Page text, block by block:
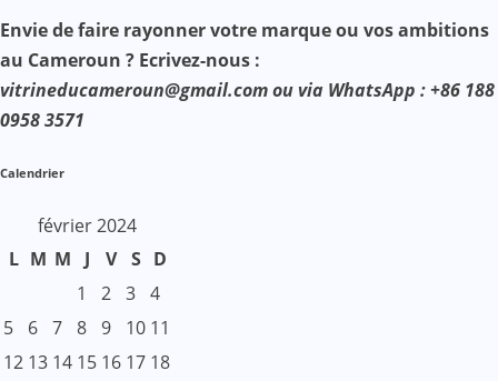
Envie de faire rayonner votre marque ou vos ambitions
au Cameroun ? Ecrivez-nous :
vitrineducameroun@gmail.com ou via WhatsApp : +86 188
0958 3571
Calendrier
février 2024
L M M J V S D
1
2 3 4
5
6 7 8 9 10 11
12 13 14 15 16 17 18